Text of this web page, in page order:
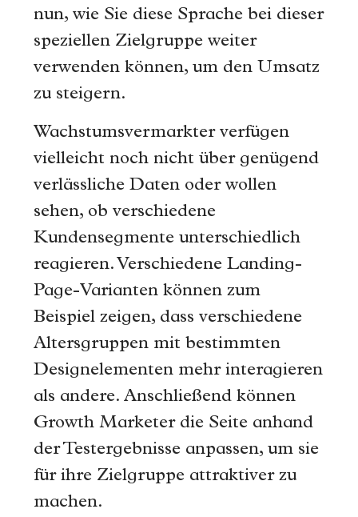
nun, wie Sie diese Sprache bei dieser
speziellen Zielgruppe weiter
verwenden können, um den Umsatz
zu steigern.
Wachstumsvermarkter verfügen
vielleicht noch nicht über genügend
verlässliche Daten oder wollen
sehen, ob verschiedene
Kundensegmente unterschiedlich
reagieren. Verschiedene Landing-
Page-Varianten können zum
Beispiel zeigen, dass verschiedene
Altersgruppen mit bestimmten
Designelementen mehr interagieren
als andere. Anschließend können
Growth Marketer die Seite anhand
der Testergebnisse anpassen, um sie
für ihre Zielgruppe attraktiver zu
machen.